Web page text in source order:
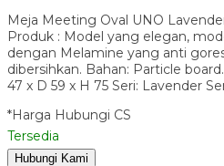
Meja Meeting Oval UNO
Produk : Model yang elegan,
dengan Melamine yang anti
dibersihkan. Bahan: Particle
47 x D 59 x H 75 Seri: Lavender
*Harga Hubungi CS
Tersedia
Hubungi Kami